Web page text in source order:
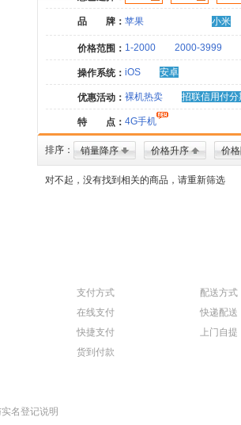
品 牌： 苹果 小米
价格范围： 1-2000 2000-3999
操作系统： iOS 安卓
优惠活动： 裸机热卖 招联信用付分
特 点： 4G手机
排序： 销量降序 价格升序 价
对不起，没有找到相关的商品，请重新筛选
名登记说明
支付方式
在线支付
快捷支付
货到付款
配送方式
快递配送
上门自提